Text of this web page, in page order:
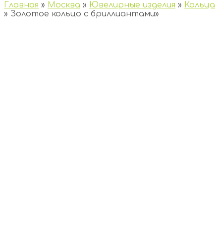
Главная » Москва » Ювелирные изделия » Кольца
» Золотое кольцо с бриллиантами»